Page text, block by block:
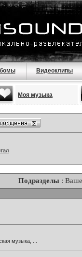
Видеоклипы
Моя музыка
Подразделы :
музыка, ...